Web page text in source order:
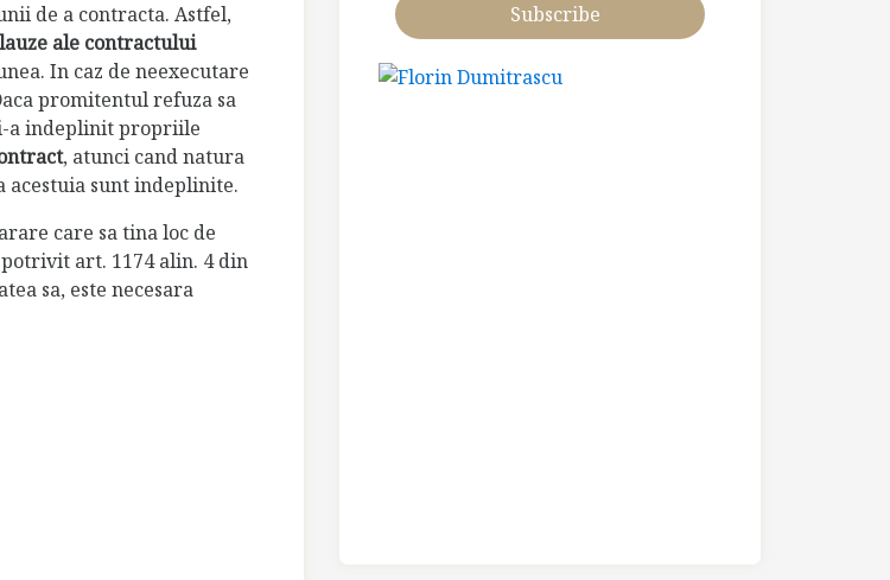
de a contracta. Astfel,
ale contractului
In caz de neexecutare
promitentul refuza sa
a indeplinit propriile
, atunci cand natura
sunt indeplinite.
care sa tina loc de
art. 1174 alin. 4 din
sa, este necesara